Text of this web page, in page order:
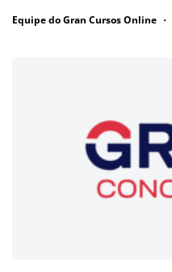
Equipe do Gran Cursos Online •